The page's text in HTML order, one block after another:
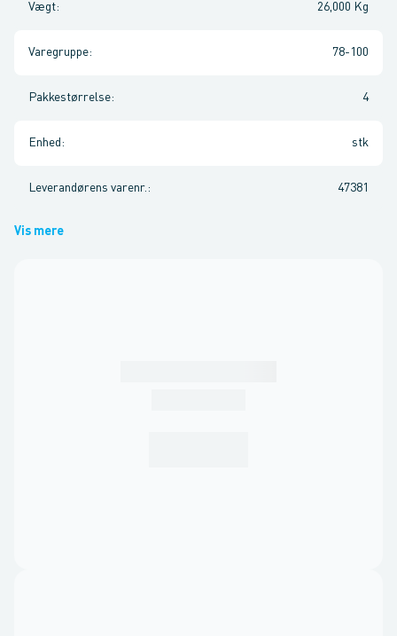
Vægt: 26,000 Kg
Varegruppe: 78-100
Pakkestørrelse: 4
Enhed : stk
Leverandørens varenr. : 47381
Vis mere